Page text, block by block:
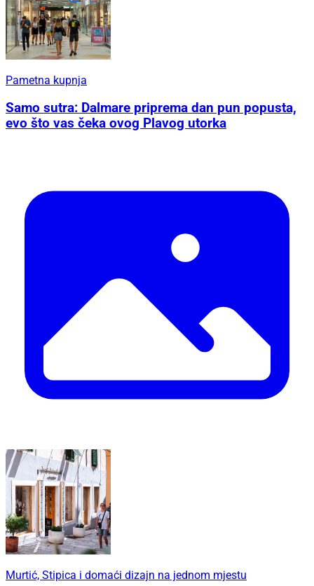
Pametna kupnja
Samo sutra: Dalmare priprema dan pun popusta,
evo što vas čeka ovog Plavog utorka
Murtić, Stipica i domaći dizajn na jednom mjestu